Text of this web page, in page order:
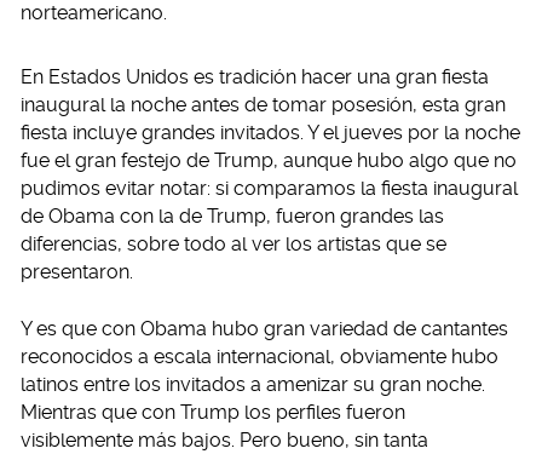
norteamericano.
En Estados Unidos es tradición hacer una gran fiesta
inaugural la noche antes de tomar posesión, esta gran
fiesta incluye grandes invitados. Y el jueves por la noche
fue el gran festejo de Trump, aunque hubo algo que no
pudimos evitar notar: si comparamos la fiesta inaugural
de Obama con la de Trump, fueron grandes las
diferencias, sobre todo al ver los artistas que se
presentaron.
Y es que con Obama hubo gran variedad de cantantes
reconocidos a escala internacional, obviamente hubo
latinos entre los invitados a amenizar su gran noche.
Mientras que con Trump los perfiles fueron
visiblemente más bajos. Pero bueno, sin tanta